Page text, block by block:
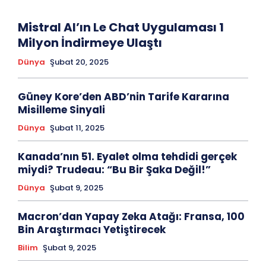
Mistral AI’ın Le Chat Uygulaması 1
Milyon İndirmeye Ulaştı
Dünya Şubat 20, 2025
Güney Kore’den ABD’nin Tarife Kararına
Misilleme Sinyali
Dünya Şubat 11, 2025
Kanada’nın 51. Eyalet olma tehdidi gerçek
miydi? Trudeau: “Bu Bir Şaka Değil!”
Dünya Şubat 9, 2025
Macron’dan Yapay Zeka Atağı: Fransa, 100
Bin Araştırmacı Yetiştirecek
Bilim Şubat 9, 2025